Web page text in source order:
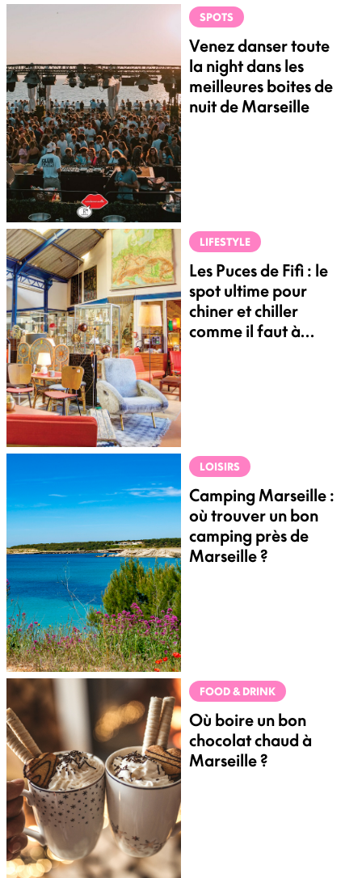
asiatiques ?
SPOTS
Venez danser toute
la night dans les
meilleures boites de
nuit de Marseille
LIFESTYLE
Les Puces de Fifi : le
spot ultime pour
chiner et chiller
comme il faut à
LOISIRS
Camping Marseille :
où trouver un bon
camping près de
Marseille ?
FOOD & DRINK
Où boire un bon
chocolat chaud à
Marseille ?